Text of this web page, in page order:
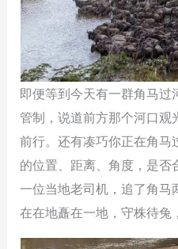
即便等到今天有一群角马过
管制，说道前方那个河口
前行。还有凑巧你正在角
的位置、距离、角度，是
一位当地老司机，追了角
在在地矗在一地，守株待兔